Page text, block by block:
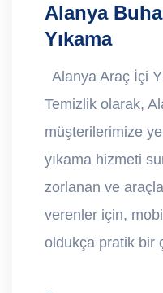
Alanya
Yıkama
Alanya Araç İçi
Temizlik olarak,
müşterilerimize
yıkama hizmeti
zorlanan ve
verenler için,
oldukça pratik bir